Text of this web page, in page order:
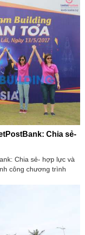
Chia sẻ-
Chia sẻ- hợp lực và
công chương trình